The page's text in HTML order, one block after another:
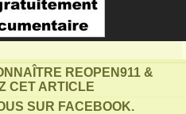
REOPEN911 &
CET ARTICLE
SUR FACEBOOK.